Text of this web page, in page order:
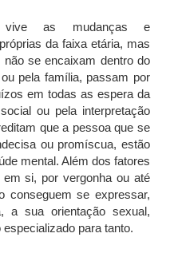
vive as mudanças e
da faixa etária, mas
se encaixam dentro do
pela família, passam por
em todas as espera da
ou pela interpretação
que a pessoa que se
ou promíscua, estão
mental. Além dos fatores
si, por vergonha ou até
conseguem se expressar,
a sua orientação sexual,
para tanto.